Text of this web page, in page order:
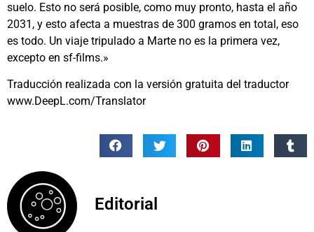
suelo. Esto no será posible, como muy pronto, hasta el año
2031, y esto afecta a muestras de 300 gramos en total, eso
es todo. Un viaje tripulado a Marte no es la primera vez,
excepto en sf-films.»
Traducción realizada con la versión gratuita del traductor
www.DeepL.com/Translator
Editorial